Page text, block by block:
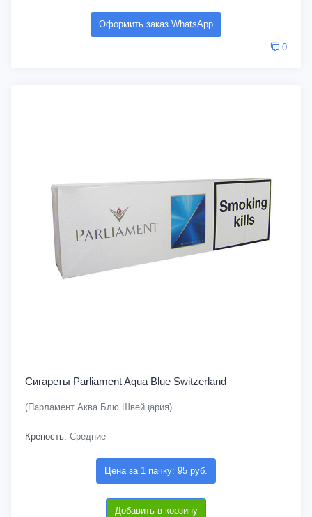
Оформить заказ WhatsApp
0
Сигареты Parliament Aqua Blue Switzerland
(Парламент Аква Блю Швейцария)
Крепость: Средние
Цена за 1 пачку: 95 руб.
Добавить в корзину